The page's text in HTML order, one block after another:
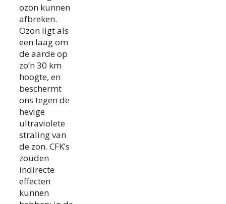
ozon kunnen
afbreken.
Ozon ligt als
een laag om
de aarde op
zo’n 30 km
hoogte, en
beschermt
ons tegen de
hevige
ultraviolete
straling van
de zon. CFK’s
zouden
indirecte
effecten
kunnen